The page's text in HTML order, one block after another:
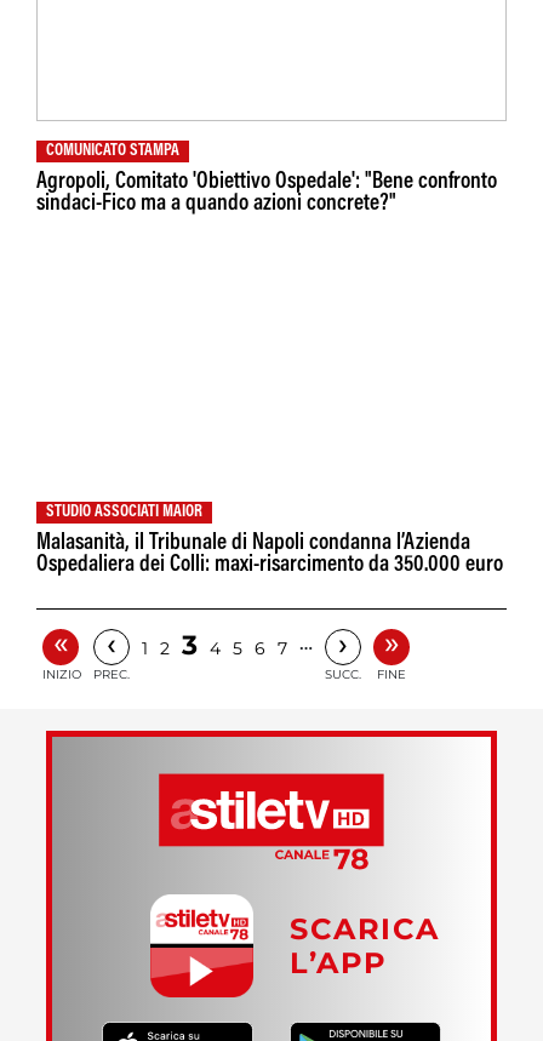
COMUNICATO STAMPA
Agropoli, Comitato 'Obiettivo Ospedale': "Bene confronto
sindaci-Fico ma a quando azioni concrete?"
STUDIO ASSOCIATI MAIOR
Malasanità, il Tribunale di Napoli condanna l’Azienda
Ospedaliera dei Colli: maxi-risarcimento da 350.000 euro
«
INIZIO
‹
PREC.
1 2 3 4 5 6 7 … ›
SUCC.
»
FINE
SCARICA
L’APP